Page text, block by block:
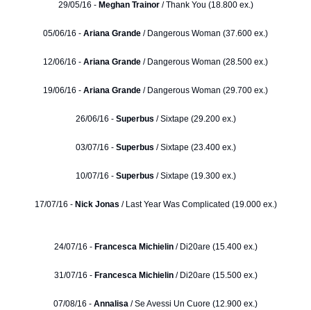
29/05/16 - Meghan Trainor/ Thank You (18.800 ex.)
05/06/16 - Ariana Grande / Dangerous Woman (37.600 ex.)
12/06/16 - Ariana Grande / Dangerous Woman (28.500 ex.)
19/06/16 - Ariana Grande / Dangerous Woman (29.700 ex.)
26/06/16 - Superbus / Sixtape (29.200 ex.)
03/07/16 - Superbus / Sixtape (23.400 ex.)
10/07/16 - Superbus / Sixtape (19.300 ex.)
17/07/16 - Nick Jonas / Last Year Was Complicated (19.000 ex.)
24/07/16 - Francesca Michielin/ Di20are (15.400 ex.)
31/07/16 - Francesca Michielin/ Di20are (15.500 ex.)
07/08/16 - Annalisa / Se Avessi Un Cuore (12.900 ex.)